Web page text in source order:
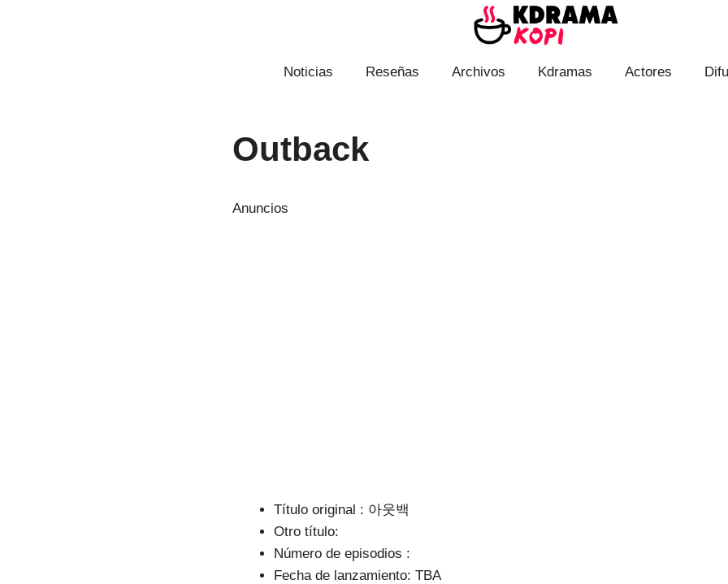
Noticias
Reseñas Archivos Kdramas Actores
Outback
Anuncios
Título original : 아웃백
Otro título:
Número de episodios :
Fecha de lanzamiento: TBA